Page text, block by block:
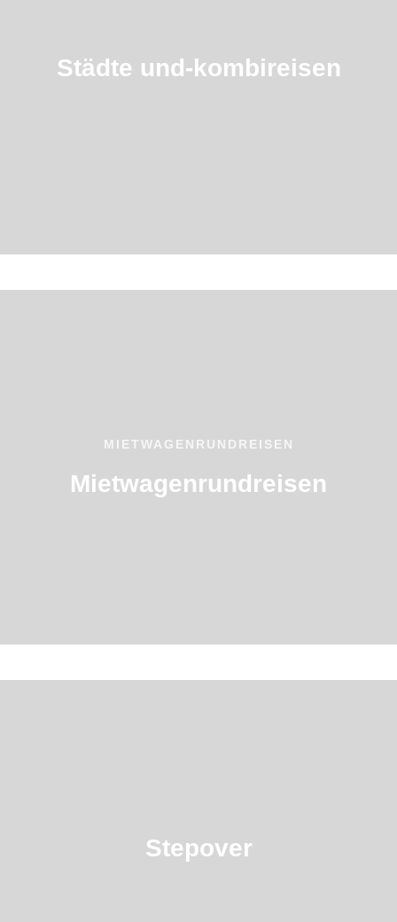
Städte und-kombireisen
MIETWAGENRUNDREISEN
Mietwagenrundreisen
Stepover